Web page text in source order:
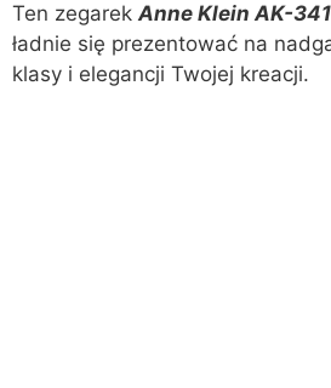
Ten zegarekAnne Klein AK-
ładnie się prezentować na
klasy i elegancji Twojej kreacji.